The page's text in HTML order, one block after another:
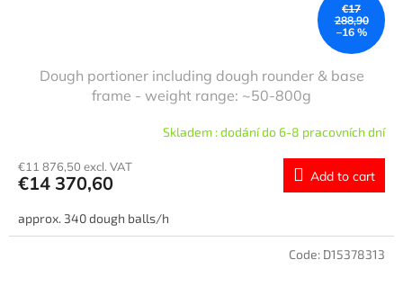
€17
288,90
–16 %
Dough portioner including dough rounder & base
frame - weight range: ~50-800g
Skladem : dodání do 6-8 pracovních dní
€11 876,50 excl. VAT
€14 370,60 Add to cart
approx. 340 dough balls/h
Code: D15378313